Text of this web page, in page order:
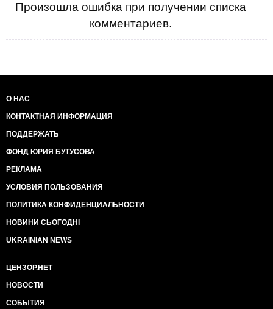
Произошла ошибка при получении списка
комментариев.
О НАС
КОНТАКТНАЯ ИНФОРМАЦИЯ
ПОДДЕРЖАТЬ
ФОНД ЮРИЯ БУТУСОВА
РЕКЛАМА
УСЛОВИЯ ПОЛЬЗОВАНИЯ
ПОЛИТИКА КОНФИДЕНЦИАЛЬНОСТИ
НОВИНИ СЬОГОДНІ
UKRAINIAN NEWS
ЦЕНЗОР.НЕТ
НОВОСТИ
СОБЫТИЯ